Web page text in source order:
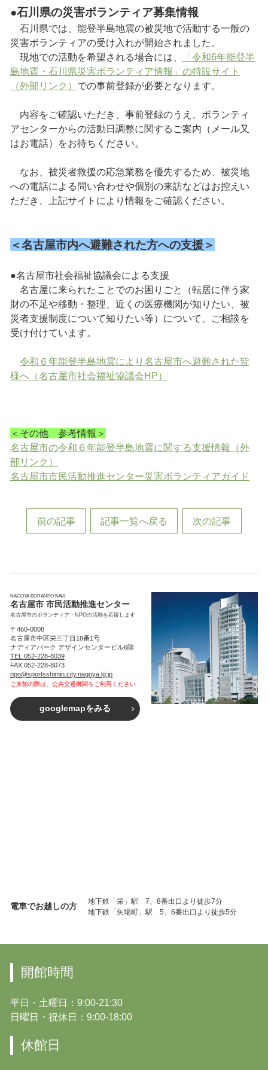
●石川県の災害ボランティア募集情報
石川県では、能登半島地震の被災地で活動する一般の
災害ボランティアの受け入れが開始されました。
現地での活動を希望される場合には、
「令和6年能登半
島地震・石川県災害ボランティア情報」の特設サイト
（外部リンク） での事前登録が必要となります。
内容をご確認いただき、事前登録のうえ、ボランティ
アセンターからの活動日調整に関するご案内（メール又
はお電話）をお待ちください。
なお、被災者救援の応急業務を優先するため、被災地
への電話による問い合わせや個別の来訪などはお控えい
ただき、上記サイトにより情報をご確認ください。
＜名古屋市内へ避難された方への支援＞
●名古屋市社会福祉協議会による支援
名古屋に来られたことでのお困りごと（転居に伴う家
財の不足や移動・整理、近くの医療機関が知りたい、被
災者支援制度について知りたい等）について、ご相談を
受け付けています。
令和６年能登半島地震により名古屋市へ避難された皆
様へ（名古屋市社会福祉協議会HP）
＜その他 参考情報＞
名古屋市の令和６年能登半島地震に関する支援情報（外
部リンク）
名古屋市市民活動推進センター災害ボランティアガイド
前の記事 記事一覧へ戻る 次の記事
NAGOYA BORANPO NAVI
名古屋市 市民活動推進センター
名古屋市のボランティア・NPOの活動を応援します
〒460-0008
名古屋市中区栄三丁目18番1号
ナディアパーク デザインセンタービル6階
TEL.052-228-8039
FAX.052-228-8073
npo@sportsshimin.city.nagoya.lg.jp
ご来館の際は、公共交通機関をご利用ください
googlemapをみる
電車でお越しの方
地下鉄「栄」駅 7、8番出口より徒歩7分
地下鉄「矢場町」駅 5、6番出口より徒歩5分
開館時間
平日・土曜日：9:00-21:30
日曜日・祝休日：9:00-18:00
休館日